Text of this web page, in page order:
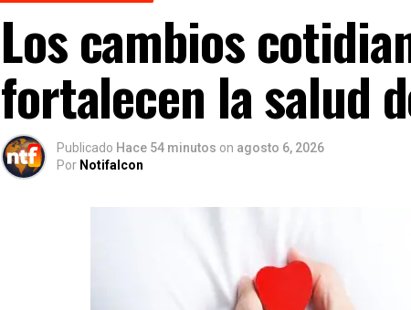
Los cambios
fortalecen la salud
Publicado Hace 54 minutos on agosto 6, 2026
Por Notifalcon